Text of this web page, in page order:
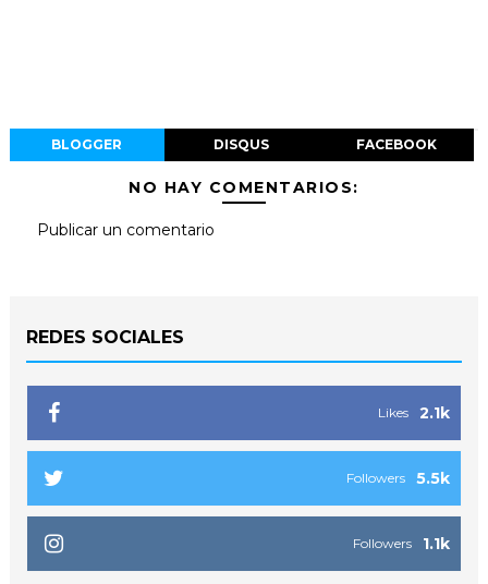
BLOGGER DISQUS FACEBOOK
NO HAY COMENTARIOS:
Publicar un comentario
REDES SOCIALES
2.1k
Likes
5.5k
Followers
1.1k
Followers